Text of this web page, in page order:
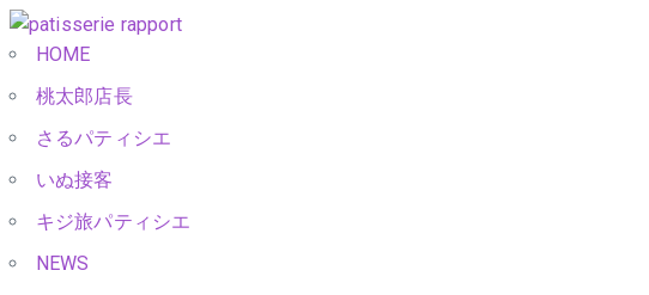
HOME
桃太郎店長
さるパティシエ
いぬ接客
キジ旅パティシエ
NEWS